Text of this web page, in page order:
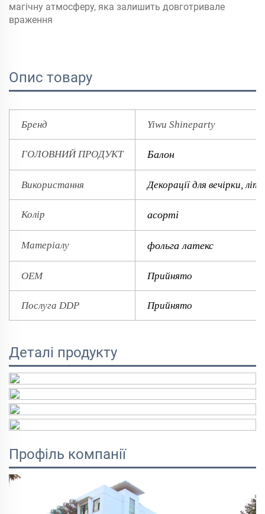
магічну атмосферу, яка залишить довготривале
враження
Опис товару
Бренд Yiwu Shineparty
ГОЛОВНИЙ ПРОДУКТ Балон
Використання Декорації для вечірки,
Колір асорті
Матеріалу фольга латекс
OEM Прийнято
Послуга DDP Прийнято
Деталі продукту
Профіль компанії